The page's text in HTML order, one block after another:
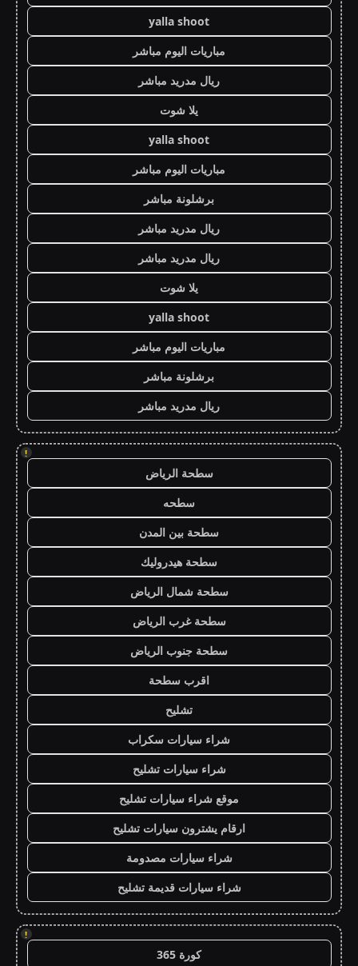
yalla shoot
مباريات اليوم مباشر
ريال مدريد مباشر
يلا شوت
yalla shoot
مباريات اليوم مباشر
برشلونة مباشر
ريال مدريد مباشر
ريال مدريد مباشر
يلا شوت
yalla shoot
مباريات اليوم مباشر
برشلونة مباشر
ريال مدريد مباشر
!
سطحة الرياض
سطحه
سطحة بين المدن
سطحة هيدروليك
سطحة شمال الرياض
سطحة غرب الرياض
سطحة جنوب الرياض
اقرب سطحة
تشليح
شراء سيارات سكراب
شراء سيارات تشليح
موقع شراء سيارات تشليح
ارقام يشترون سيارات تشليح
شراء سيارات مصدومة
شراء سيارات قديمة تشليح
!
كورة 365